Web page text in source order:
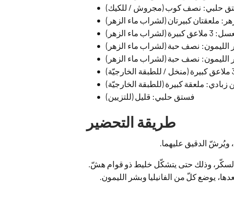
حلبي: نصف كوب (مجروش / للكيك)
ملعقتان كبيرتان (لشراب ماء الزهر)
كبيرة (لشراب ماء الزهر)
الليمون: نصف حبة (لشراب ماء الزهر)
الليمون: نصف حبة (لشراب ماء الزهر)
زبادي: ملعقة كبيرة (للطبقة الخارجيّة)
فستق حلبي: قليل (للتزيين)
طريقة التحضير
ويُرشّ الدقيق عليهما.
وذلك حتى يتشكّل خليط ذو قوام هشّ.
يوضع كلّ من الفانيليا وبشر الليمون.